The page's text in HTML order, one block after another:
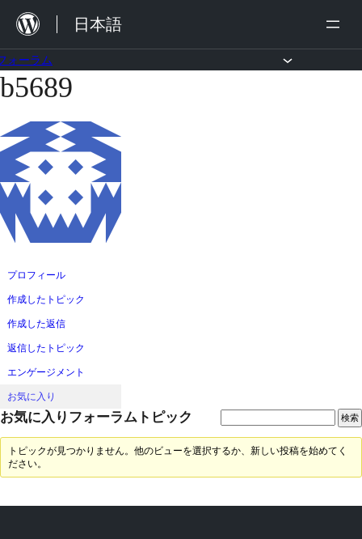
を
ス
ッ
プ
日本語
ォーラム
コ
テ
ン
ツ
ス
ッ
プ
b5689
プロフィール
作成したトピック
作成した返信
返信したトピック
エンゲージメント
お気に入り
お気に入りフォーラムトピック
トピックが見つかりません。他のビューを選択するか、新しい投稿を始めてく
ださい。